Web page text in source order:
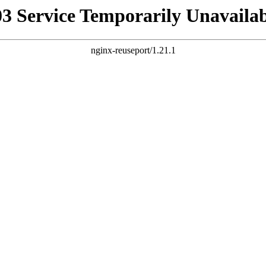
Service Temporarily
nginx-reuseport/1.21.1